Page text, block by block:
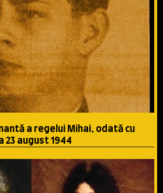
a regelui Mihai, odată cu
23 august 1944